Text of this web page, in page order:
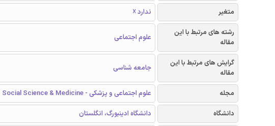
متغیر
ندارد ☓
رشته های مرتبط با این
مقاله
علوم اجتماعی
گرایش های مرتبط با این
مقاله
جامعه شناسی
مجله
علوم اجتماعی و پزشکی - Social Science & Medicine
دانشگاه
دانشگاه ادینبورگ، انگلستان